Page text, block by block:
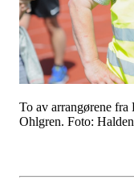
To av arrangørene
Ohlgren. Foto: